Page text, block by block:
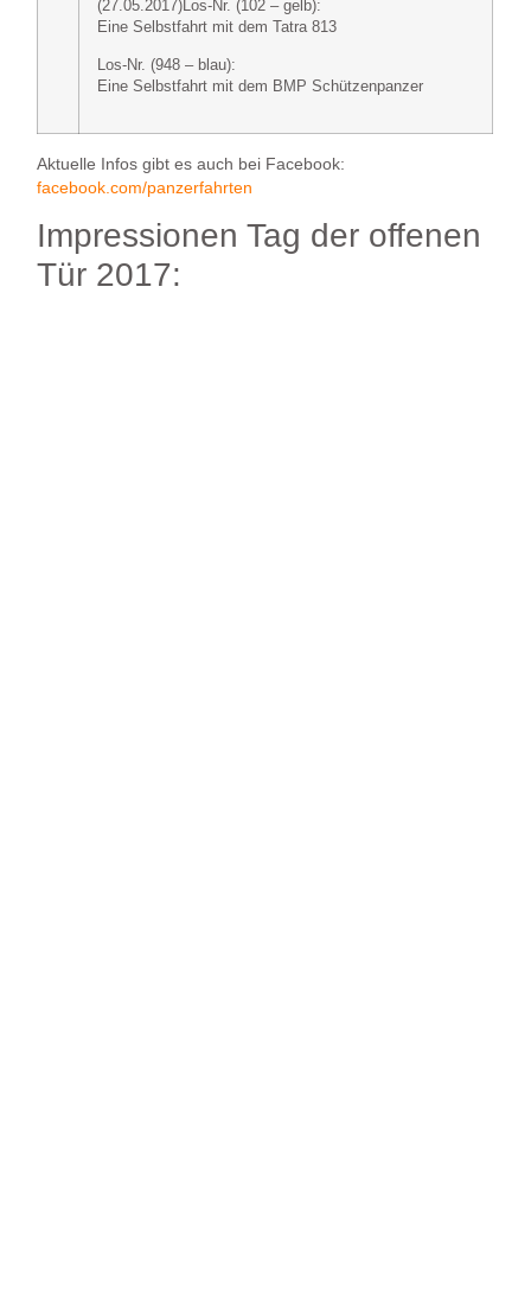
(27.05.2017)Los-Nr. (102 – gelb):
Eine Selbstfahrt mit dem Tatra 813
Los-Nr. (948 – blau):
Eine Selbstfahrt mit dem BMP Schützenpanzer
Aktuelle Infos gibt es auch bei Facebook:
facebook.com/panzerfahrten
Impressionen Tag der offenen
Tür 2017: